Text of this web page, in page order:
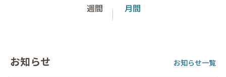
週間 月間
お知らせ お知らせ一覧